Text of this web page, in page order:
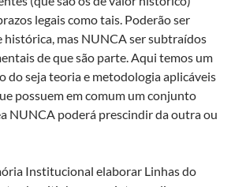
legais como tais. Poderão ser
mas NUNCA ser subtraídos
de que são parte. Aqui temos um
do seja teoria e metodologia aplicáveis
possuem em comum um conjunto
NUNCA poderá prescindir da outra ou
Institucional elaborar Linhas do